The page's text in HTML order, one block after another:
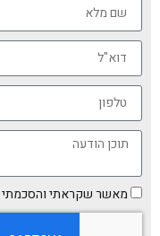
מאשר שקראתי והסכמתי ל